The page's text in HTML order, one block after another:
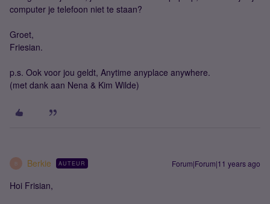
computer je telefoon niet te staan?
Groet,
Friesian.
p.s. Ook voor jou geldt, Anytime anyplace anywhere.
(met dank aan Nena & Kim Wilde)
B Berkie AUTEUR Forum|Forum|11 years ago
Hoi Frisian,